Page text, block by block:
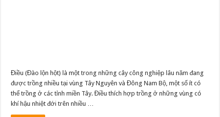
Điều (Đào lộn hột) là một trong những cây công nghiệp lâu năm đang
được trồng nhiều tại vùng Tây Nguyên và Đông Nam Bộ, một số ít có
thể trồng ở các tỉnh miền Tây. Điều thích hợp trồng ở những vùng có
khí hậu nhiệt đới trên nhiều …